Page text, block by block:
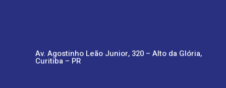
Av. Agostinho Leão Junior, 320 – Alto da Glória,
Curitiba – PR